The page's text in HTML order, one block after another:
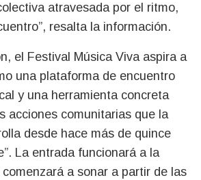
atravesada por el ritmo,
resalta la información.
el Festival Música Viva aspira a
una plataforma de encuentro
y una herramienta concreta
acciones comunitarias que la
desde hace más de quince
La entrada funcionará a la
a sonar a partir de las